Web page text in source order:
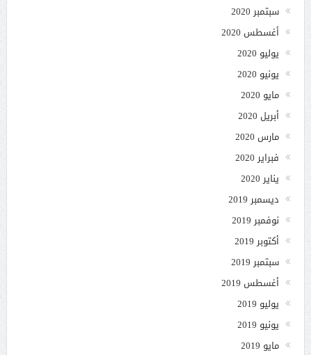
سبتمبر 2020
أغسطس 2020
يوليو 2020
يونيو 2020
مايو 2020
أبريل 2020
مارس 2020
فبراير 2020
يناير 2020
ديسمبر 2019
نوفمبر 2019
أكتوبر 2019
سبتمبر 2019
أغسطس 2019
يوليو 2019
يونيو 2019
مايو 2019